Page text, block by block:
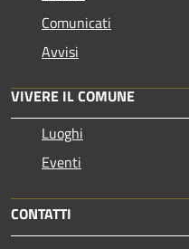
Comunicati
Avvisi
VIVERE IL COMUNE
Luoghi
Eventi
CONTATTI